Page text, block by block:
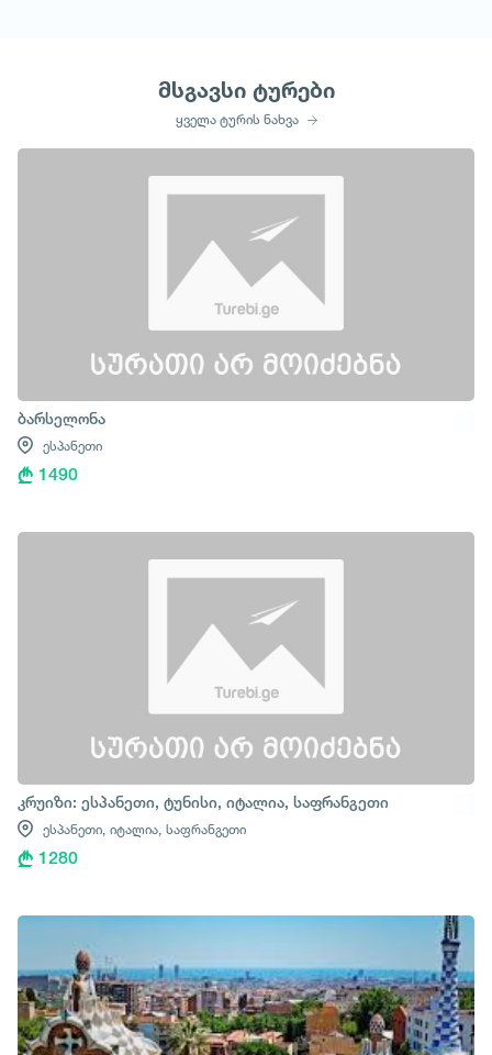
მსგავსი ტურები
ყველა ტურის ნახვა
ბარსელონა
ესპანეთი
1490
კრუიზი: ესპანეთი, ტუნისი, იტალია, საფრანგეთი
ესპანეთი, იტალია, საფრანგეთი
1280